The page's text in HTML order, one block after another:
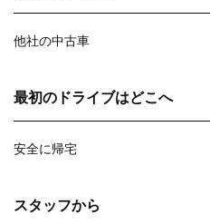
他社の中古車
最初のドライブはどこへ
安全に帰宅
スタッフから